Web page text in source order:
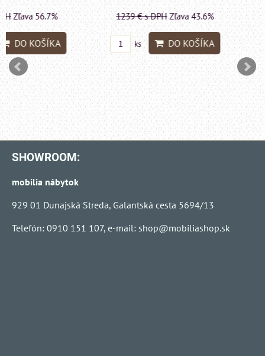
1239 €s DPH Zľava 43.6%
ks DO KOŠÍKA
1415 €s DPH Zľava
ks DO
SHOWROOM:
mobilia nábytok
929 01 Dunajská Streda, Galantská cesta 5694/13
Telefón: 0910 151 107, e-mail: shop@mobiliashop.sk